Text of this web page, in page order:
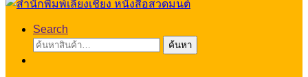
Search
ค้นหา:
ค้นหา